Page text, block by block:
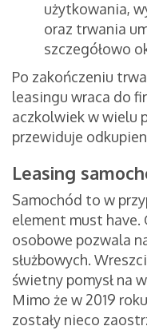
użytkowania,
oraz trwania
szczegółowo
Po zakończeniu
leasingu wraca do
aczkolwiek w wielu
przewiduje
Leasing
Samochód to w
element must
osobowe pozwala
służbowych.
świetny pomysł na
Mimo że w 2019
zostały nieco